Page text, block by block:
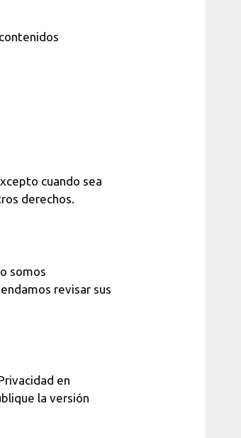
cuando sea
derechos.
somos
revisar sus
en
la versión